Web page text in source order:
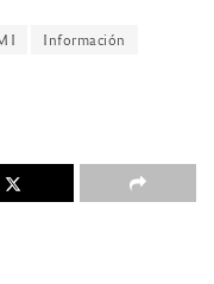
Información